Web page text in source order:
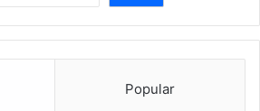
Popular